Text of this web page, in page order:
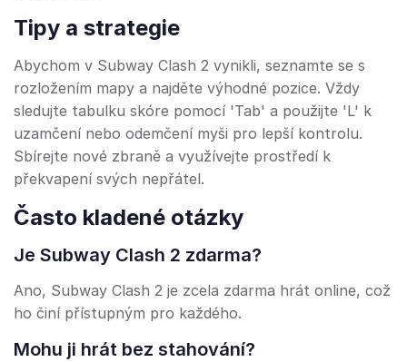
Tipy a strategie
Abychom v Subway Clash 2 vynikli, seznamte se s
rozložením mapy a najděte výhodné pozice. Vždy
sledujte tabulku skóre pomocí 'Tab' a použijte 'L' k
uzamčení nebo odemčení myši pro lepší kontrolu.
Sbírejte nové zbraně a využívejte prostředí k
překvapení svých nepřátel.
Často kladené otázky
Je Subway Clash 2 zdarma?
Ano, Subway Clash 2 je zcela zdarma hrát online, což
ho činí přístupným pro každého.
Mohu ji hrát bez stahování?